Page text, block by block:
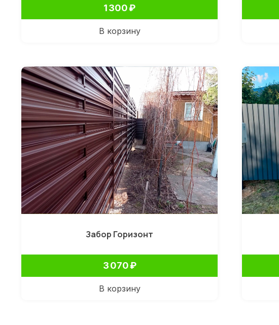
1 300₽
В корзину
Забор Горизонт
3 070₽
В корзину